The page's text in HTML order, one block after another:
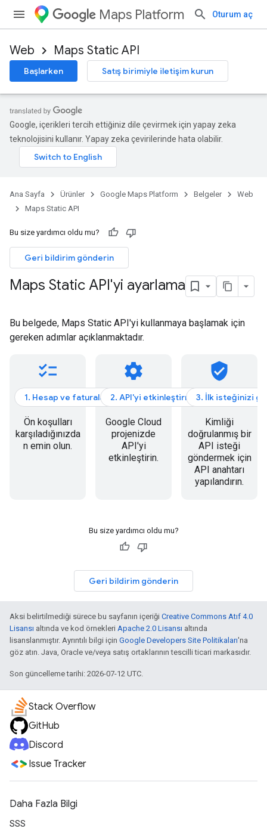
Maps Platform Oturum aç
Web Maps Static API
Başlarken Satış birimiyle iletişim kurun
Google, içerikleri tercih ettiğiniz dile çevirmek için yapay zeka
teknolojisini kullanır. Yapay zeka çevirilerinde hata olabilir.
Ana Sayfa Ürünler Google Maps Platform Belgeler
Web
Maps Static API
Bu size yardımcı oldu mu?
Geri bildirim gönderin
Maps Static API'yi ayarlama
Bu belgede, Maps Static API'yi kullanmaya başlamak için
gereken adımlar açıklanmaktadır.
checklist
1. Hesap ve faturalandırma
Ön koşulları
karşıladığınızda
n emin olun.
settings
2. API'yi etkinleştirme
Google Cloud
projenizde
API'yi
etkinleştirin.
verified_user
3. İlk isteğinizi
Kimliği
doğrulanmış bir
API isteği
göndermek için
API anahtarı
yapılandırın.
Bu size yardımcı oldu mu?
Geri bildirim gönderin
Aksi belirtilmediği sürece bu sayfanın içeriği Creative Commons Atıf 4.0
Lisansı altında ve kod örnekleri Apache 2.0 Lisansı altında
lisanslanmıştır. Ayrıntılı bilgi için Google Developers Site Politikaları'na
göz atın. Java, Oracle ve/veya satış ortaklarının tescilli ticari markasıdır.
Son güncelleme tarihi: 2026-07-12 UTC.
Stack Overflow
GitHub
Discord
Issue Tracker
Daha Fazla Bilgi
SSS